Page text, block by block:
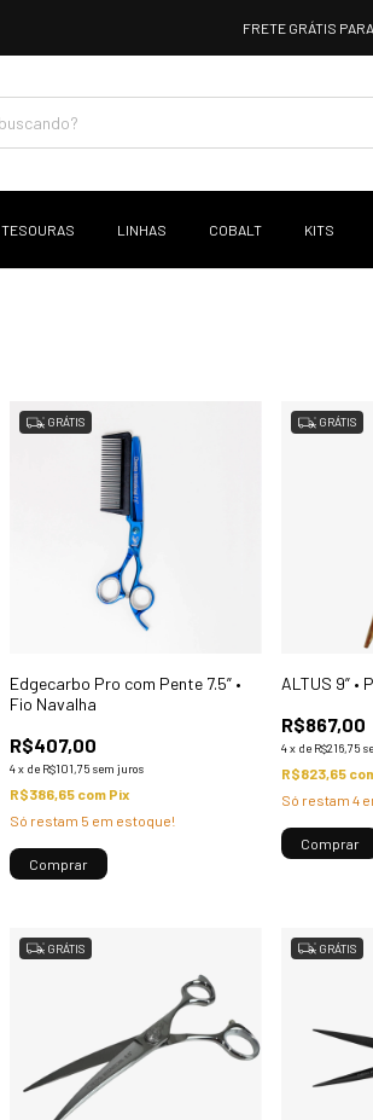
FRETE GRÁTIS
TESOURAS LINHAS COBALT KITS
GRÁTIS
Edgecarbo Pro com Pente 7.5” •
Fio Navalha
R$407,00
4x de R$101,75sem juros
R$386,65 com Pix
Só restam 5 em estoque!
GRÁTIS
ALTUS 9” •
R$867,00
4 x de R$216,75
R$823,65
Só restam 4
GRÁTIS GRÁTIS